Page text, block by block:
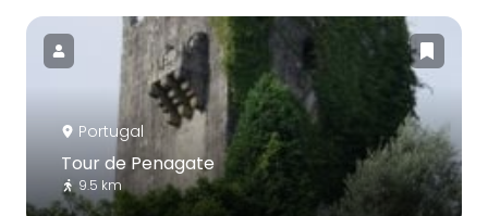
Portugal
Tour de Penagate
9.5 km